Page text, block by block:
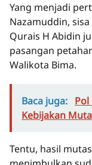
Yang menjadi
Nazamuddin,
Qurais H Abidin
pasangan
Walikota Bima.
Baca juga: Pol
Kebijakan
Tentu, hasil